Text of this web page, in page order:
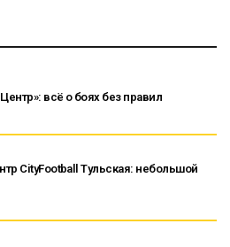
всё о боях без правил
CityFootball Тульская: небольшой